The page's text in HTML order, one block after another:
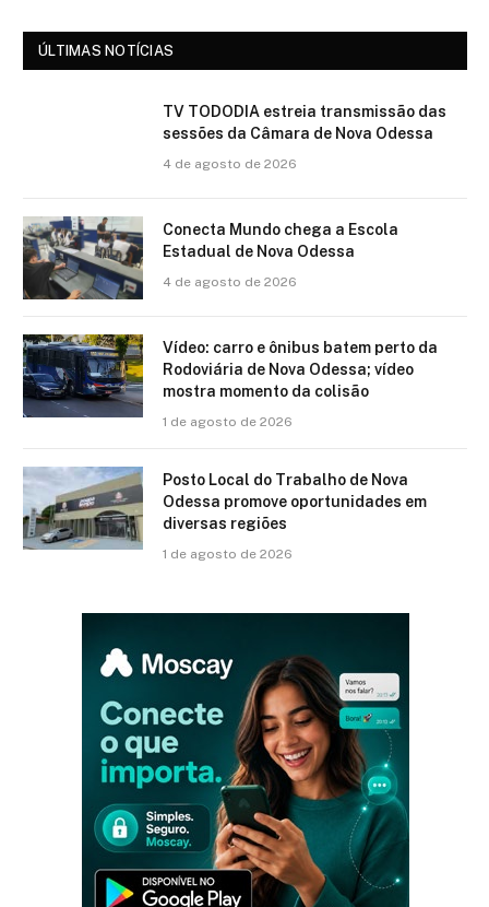
ÚLTIMAS NOTÍCIAS
TV TODODIA estreia transmissão das
sessões da Câmara de Nova Odessa
4 de agosto de 2026
Conecta Mundo chega a Escola
Estadual de Nova Odessa
4 de agosto de 2026
Vídeo: carro e ônibus batem perto da
Rodoviária de Nova Odessa; vídeo
mostra momento da colisão
1 de agosto de 2026
Posto Local do Trabalho de Nova
Odessa promove oportunidades em
diversas regiões
1 de agosto de 2026